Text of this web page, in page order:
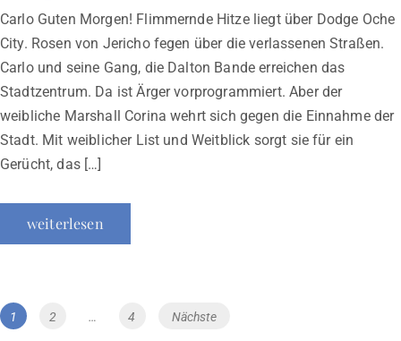
Carlo Guten Morgen! Flimmernde Hitze liegt über Dodge Oche
City. Rosen von Jericho fegen über die verlassenen Straßen.
Carlo und seine Gang, die Dalton Bande erreichen das
Stadtzentrum. Da ist Ärger vorprogrammiert. Aber der
weibliche Marshall Corina wehrt sich gegen die Einnahme der
Stadt. Mit weiblicher List und Weitblick sorgt sie für ein
Gerücht, das […]
weiterlesen
Beitragsnavigation
Page
1 Page
2 … Page
4 Nächste